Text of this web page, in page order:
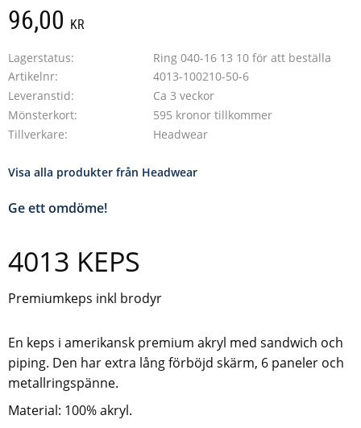
96,00 KR
Lagerstatus
Ring 040-16 13 10 för att beställa
Artikelnr
4013-100210-50-6
Leveranstid
Ca 3 veckor
Mönsterkort
595 kronor tillkommer
Tillverkare
Headwear
Visa alla produkter från Headwear
Ge ett omdöme!
4013 KEPS
Premiumkeps inkl brodyr
En keps i amerikansk premium akryl med sandwich och
piping. Den har extra lång förböjd skärm, 6 paneler och
metallringspänne.
Material: 100% akryl.